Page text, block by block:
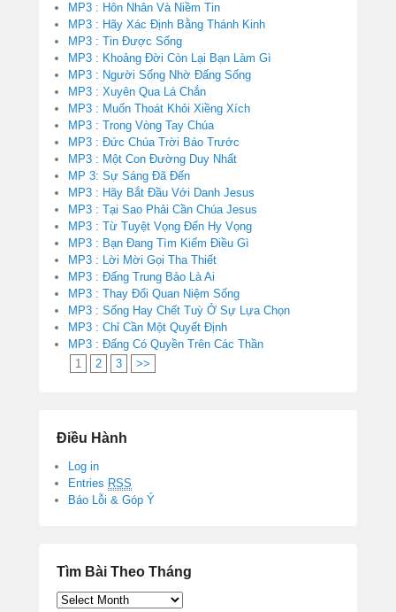
MP3 : Hôn Nhân Và Niềm Tin
MP3 : Hãy Xác Định Bằng Thánh Kinh
MP3 : Tin Được Sống
MP3 : Khoảng Đời Còn Lại Bạn Làm Gì
MP3 : Người Sống Nhờ Đấng Sống
MP3 : Xuyên Qua Lá Chắn
MP3 : Muốn Thoát Khỏi Xiềng Xích
MP3 : Trong Vòng Tay Chúa
MP3 : Đức Chúa Trời Báo Trước
MP3 : Một Con Đường Duy Nhất
MP 3: Sự Sáng Đã Đến
MP3 : Hãy Bắt Đầu Với Danh Jesus
MP3 : Tại Sao Phải Cần Chúa Jesus
MP3 : Từ Tuyệt Vọng Đến Hy Vọng
MP3 : Bạn Đang Tìm Kiếm Điều Gì
MP3 : Lời Mời Gọi Tha Thiết
MP3 : Đấng Trung Bảo Là Ai
MP3 : Thay Đổi Quan Niệm Sống
MP3 : Sống Hay Chết Tuỳ Ở Sự Lựa Chọn
MP3 : Chỉ Cần Một Quyết Định
MP3 : Đấng Có Quyền Trên Các Thần
1
2 3 >>
Điều Hành
Log in
Entries RSS
Báo Lỗi & Góp Ý
Tìm Bài Theo Tháng
Tìm